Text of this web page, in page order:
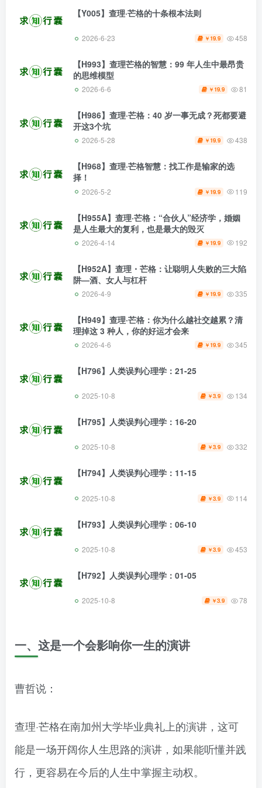
【Y005】查理·芒格的十条根本法则
2026-6-23 ￥ 19.9 458
【H993】查理芒格的智慧：99 年人生中最昂贵
的思维模型
2026-6-6 ￥ 19.9 81
【H986】查理·芒格：40 岁一事无成？死都要避
开这3个坑
2026-5-28 ￥ 19.9 438
【H968】查理·芒格智慧：找工作是输家的选
择！
2026-5-2 ￥ 19.9 119
【H955A】查理·芒格：“合伙人”经济学，婚姻
是人生最大的复利，也是最大的毁灭
2026-4-14 ￥ 19.9 192
【H952A】查理・芒格：让聪明人失败的三大陷
阱—酒、女人与杠杆
2026-4-9 ￥ 19.9 335
【H949】查理·芒格：你为什么越社交越累？清
理掉这 3 种人，你的好运才会来
2026-4-6 ￥ 19.9 345
【H796】人类误判心理学：21-25
2025-10-8 ￥3.9 134
【H795】人类误判心理学：16-20
2025-10-8 ￥3.9 332
【H794】人类误判心理学：11-15
2025-10-8 ￥3.9 114
【H793】人类误判心理学：06-10
2025-10-8 ￥3.9 453
【H792】人类误判心理学：01-05
2025-10-8 ￥3.9 78
一、这是一个会影响你一生的演讲
曹哲说：
查理·芒格在南加州大学毕业典礼上的演讲，这可
能是一场开阔你人生思路的演讲，如果能听懂并践
行，更容易在今后的人生中掌握主动权。